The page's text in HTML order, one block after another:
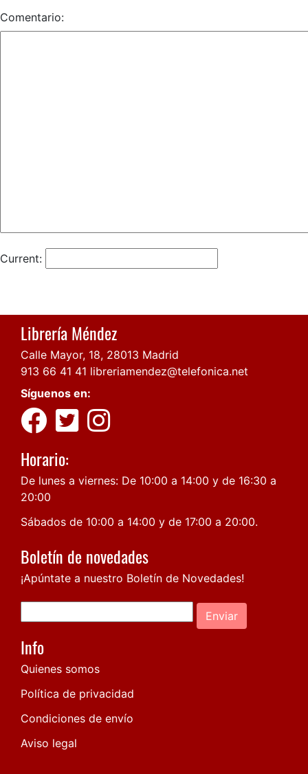
Comentario:
Current:
Librería Méndez
Calle Mayor, 18, 28013 Madrid
913 66 41 41 libreriamendez@telefonica.net
Síguenos en:
Horario:
De lunes a viernes: De 10:00 a 14:00 y de 16:30 a
20:00
Sábados de 10:00 a 14:00 y de 17:00 a 20:00.
Boletín de novedades
¡Apúntate a nuestro Boletín de Novedades!
Enviar
Info
Quienes somos
Política de privacidad
Condiciones de envío
Aviso legal